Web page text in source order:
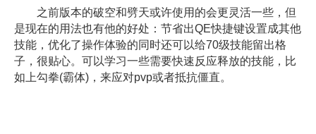
之前版本的破空和劈天或许使用的会更灵活一些，但
是现在的用法也有他的好处：节省出QE快捷键设置成其他
技能，优化了操作体验的同时还可以给70级技能留出格
子，很贴心。可以学习一些需要快速反应释放的技能，比
如上勾拳(霸体)，来应对pvp或者抵抗僵直。